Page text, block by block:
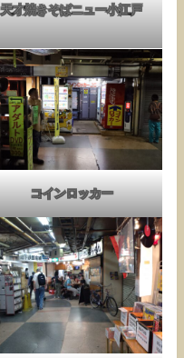
天才焼きそばニュー小江戸
コインロッカー